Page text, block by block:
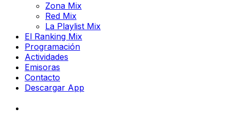
Zona Mix
Red Mix
La Playlist Mix
El Ranking Mix
Programación
Actividades
Emisoras
Contacto
Descargar App